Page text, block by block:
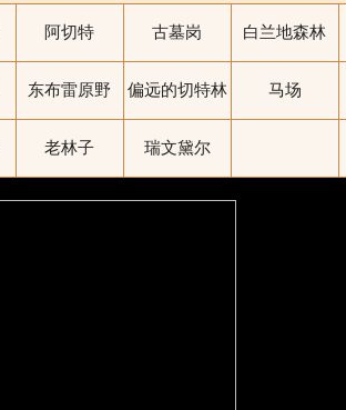
阿切特 古墓岗 白兰地森林
东布雷原野 偏远的切特林 马场
老林子 瑞文黛尔